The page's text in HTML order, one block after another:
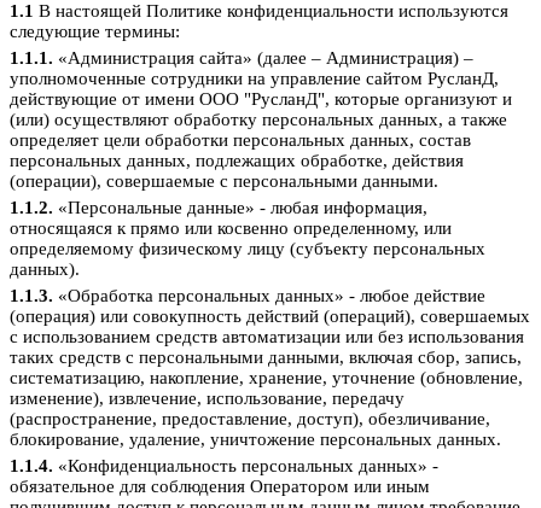
1.1 В настоящей Политике конфиденциальности используются
следующие термины:
1.1.1. «Администрация сайта» (далее – Администрация) –
уполномоченные сотрудники на управление сайтом РусланД,
действующие от имени ООО "РусланД", которые организуют и
(или) осуществляют обработку персональных данных, а также
определяет цели обработки персональных данных, состав
персональных данных, подлежащих обработке, действия
(операции), совершаемые с персональными данными.
1.1.2. «Персональные данные» - любая информация,
относящаяся к прямо или косвенно определенному, или
определяемому физическому лицу (субъекту персональных
данных).
1.1.3. «Обработка персональных данных» - любое действие
(операция) или совокупность действий (операций), совершаемых
с использованием средств автоматизации или без использования
таких средств с персональными данными, включая сбор, запись,
систематизацию, накопление, хранение, уточнение (обновление,
изменение), извлечение, использование, передачу
(распространение, предоставление, доступ), обезличивание,
блокирование, удаление, уничтожение персональных данных.
1.1.4. «Конфиденциальность персональных данных» -
обязательное для соблюдения Оператором или иным